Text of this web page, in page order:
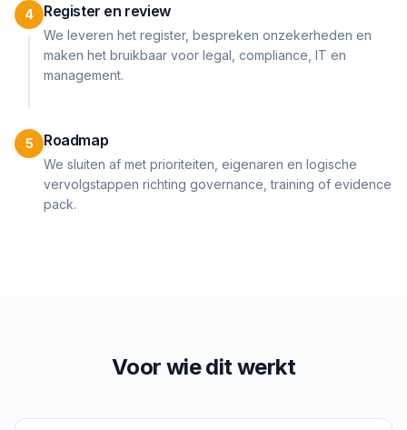
4 Register en review
We leveren het register, bespreken onzekerheden en
maken het bruikbaar voor legal, compliance, IT en
management.
5 Roadmap
We sluiten af met prioriteiten, eigenaren en logische
vervolgstappen richting governance, training of evidence
pack.
Voor wie dit werkt